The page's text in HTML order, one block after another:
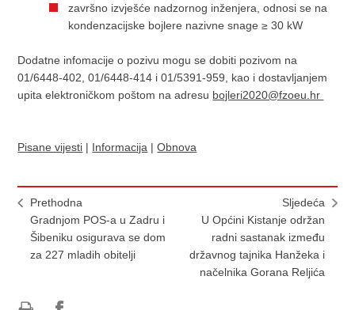
završno izvješće nadzornog inženjera, odnosi se na
kondenzacijske bojlere nazivne snage ≥ 30 kW
Dodatne infomacije o pozivu mogu se dobiti pozivom na
01/6448-402, 01/6448-414 i 01/5391-959, kao i dostavljanjem
upita elektroničkom poštom na adresu bojleri2020@fzoeu.hr
Pisane vijesti | Informacija |Obnova
Prethodna
Gradnjom POS-a u Zadru i
Šibeniku osigurava se dom
za 227 mladih obitelji
Sljedeća
U Općini Kistanje održan
radni sastanak između
državnog tajnika Hanžeka i
načelnika Gorana Reljića